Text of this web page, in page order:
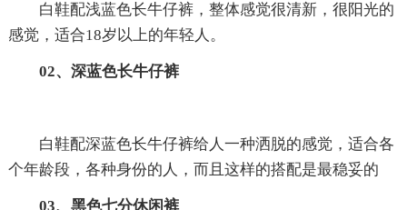
白鞋配浅蓝色长牛仔裤，整体感觉很清新，很阳光的
感觉，适合18岁以上的年轻人。
02、深蓝色长牛仔裤
白鞋配深蓝色长牛仔裤给人一种洒脱的感觉，适合各
个年龄段，各种身份的人，而且这样的搭配是最稳妥的
03、黑色七分休闲裤